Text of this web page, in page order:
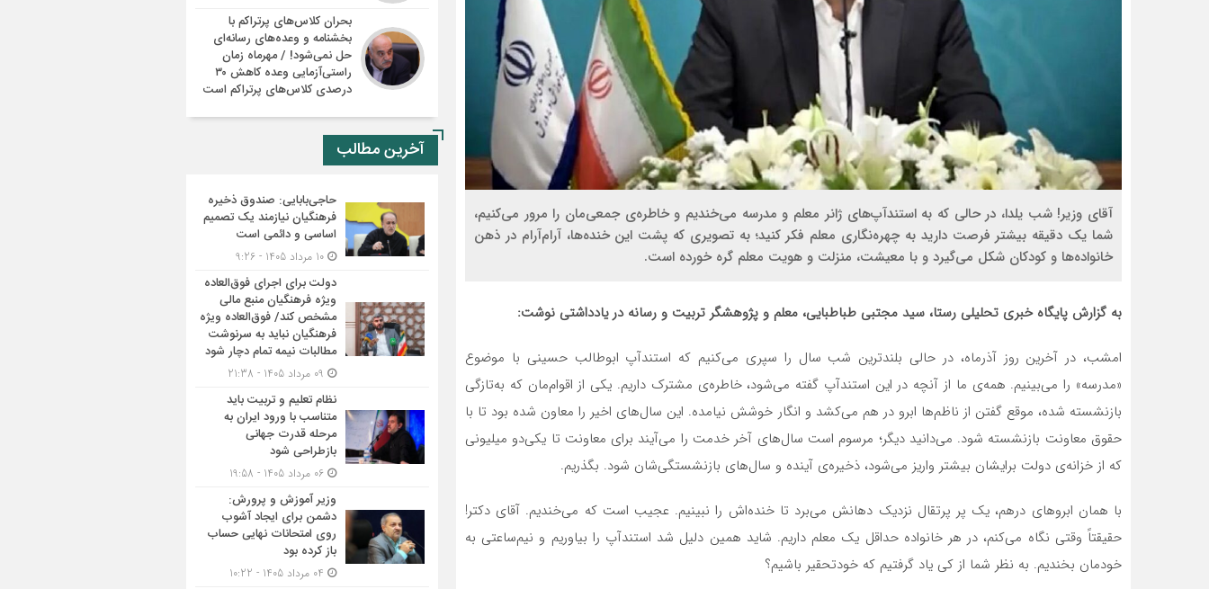
آقای وزیر! شب ‎یلدا، در حالی که به استندآپ‌های ژانر ‎معلم و ‎مدرسه می‌خندیم و خاطره‌ی جمعی‌مان را مرور می‌کنیم،
شما یک دقیقه بیشتر فرصت دارید به چهره‌نگاری معلم فکر کنید؛ به تصویری که پشت این خنده‌ها، آرام‌آرام در ذهن
خانواده‌ها و کودکان شکل می‌گیرد و با معیشت، منزلت و هویت معلم گره خورده است.
به گزارش پایگاه خبری تحلیلی رستا، سید مجتبی طباطبایی،‌ معلم و پژوهشگر تربیت و رسانه در یادداشتی نوشت:
امشب، در آخرین روز آذرماه، در حالی بلندترین شب سال را سپری می‌کنیم که استندآپ ابوطالب حسینی با موضوع
«مدرسه» را می‌بینیم. همه‌ی ما از آنچه در این استندآپ گفته می‌شود، خاطره‌ی مشترک داریم. یکی از اقوام‌مان که به‌تازگی
بازنشسته شده، موقع گفتن از ناظم‌ها ابرو در هم می‌کشد و انگار خوشش نیامده. این سال‌های اخیر را معاون شده بود تا با
حقوق معاونت بازنشسته شود. می‌دانید دیگر؛ مرسوم است سال‌های آخر خدمت را می‌آیند برای معاونت تا یکی‌دو میلیونی
که از خزانه‌ی دولت برایشان بیشتر واریز می‌شود، ذخیره‌ی آینده و سال‌های بازنشستگی‌شان شود. بگذریم.
با همان ابروهای درهم، یک پر پرتقال نزدیک دهانش می‌برد تا خنده‌اش را نبینیم. عجیب است که می‌خندیم. آقای دکتر!
حقیقتاً وقتی نگاه می‌کنم، در هر خانواده حداقل یک معلم داریم. شاید همین دلیل شد استندآپ را بیاوریم و نیم‌ساعتی به
خودمان بخندیم. به نظر شما از کی یاد گرفتیم که خودتحقیر باشیم؟
بحران کلاس‌های پرتراکم با
بخشنامه و وعده‌های رسانه‌ای
حل نمی‌شود! / مهرماه زمان
راستی‌آزمایی وعده کاهش ۳۰
درصدی کلاس‌های پرتراکم است
آخرین مطالب
حاجی‌بابایی: صندوق ذخیره
فرهنگیان نیازمند یک تصمیم
اساسی و دائمی است
دولت برای اجرای فوق‌العاده
ویژه فرهنگیان منبع مالی
مشخص کند/ فوق‌العاده ویژه
فرهنگیان نباید به سرنوشت
مطالبات نیمه‌ تمام دچار شود
نظام تعلیم و تربیت باید
متناسب با ورود ایران به
مرحله قدرت جهانی
بازطراحی شود
وزیر آموزش و پرورش:
دشمن برای ایجاد آشوب
روی امتحانات نهایی حساب
باز کرده بود